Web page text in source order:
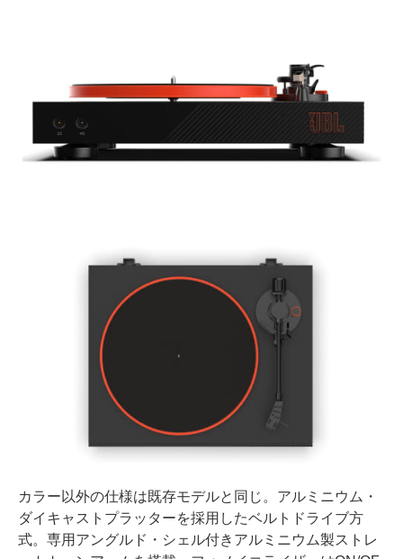
カラー以外の仕様は既存モデルと同じ。アルミニウム・
ダイキャストプラッターを採用したベルトドライブ方
式。専用アングルド・シェル付きアルミニウム製ストレ